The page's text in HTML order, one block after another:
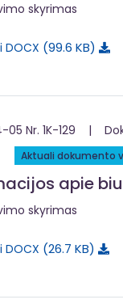
skyrimas
DOCX 99.6 KB
05 Nr. 1K-129 |
Aktuali dokumento
apie
skyrimas
DOCX 26.7 KB